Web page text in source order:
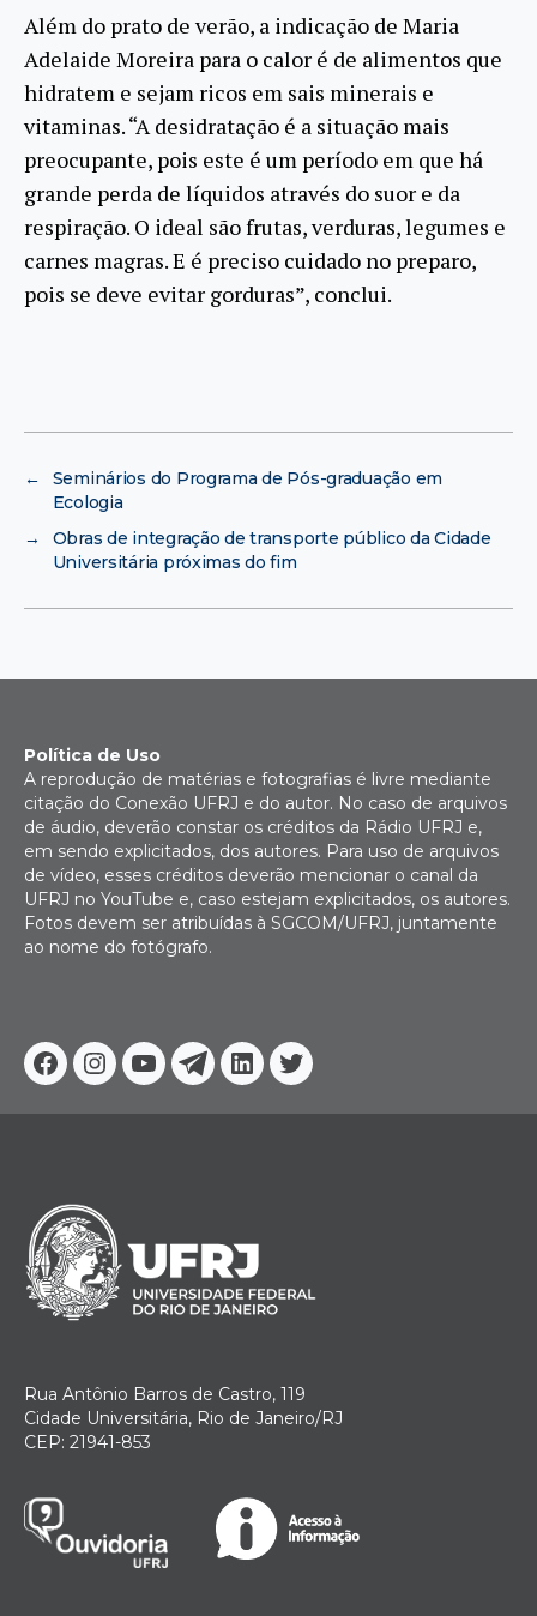
Além do prato de verão, a indicação de Maria
Adelaide Moreira para o calor é de alimentos que
hidratem e sejam ricos em sais minerais e
vitaminas. “A desidratação é a situação mais
preocupante, pois este é um período em que há
grande perda de líquidos através do suor e da
respiração. O ideal são frutas, verduras, legumes e
carnes magras. E é preciso cuidado no preparo,
pois se deve evitar gorduras”, conclui.
←
Seminários do Programa de Pós-graduação em
Ecologia
→
Obras de integração de transporte público da Cidade
Universitária próximas do fim
Facebook
Instagram
YoutubeTelegram
Linkedin
Twitter
Política de Uso
A reprodução de matérias e fotografias é livre mediante
citação do Conexão UFRJ e do autor. No caso de arquivos
de áudio, deverão constar os créditos da Rádio UFRJ e,
em sendo explicitados, dos autores. Para uso de arquivos
de vídeo, esses créditos deverão mencionar o canal da
UFRJ no YouTube e, caso estejam explicitados, os autores.
Fotos devem ser atribuídas à SGCOM/UFRJ, juntamente
ao nome do fotógrafo.
Rua Antônio Barros de Castro, 119
Cidade Universitária, Rio de Janeiro/RJ
CEP: 21941-853